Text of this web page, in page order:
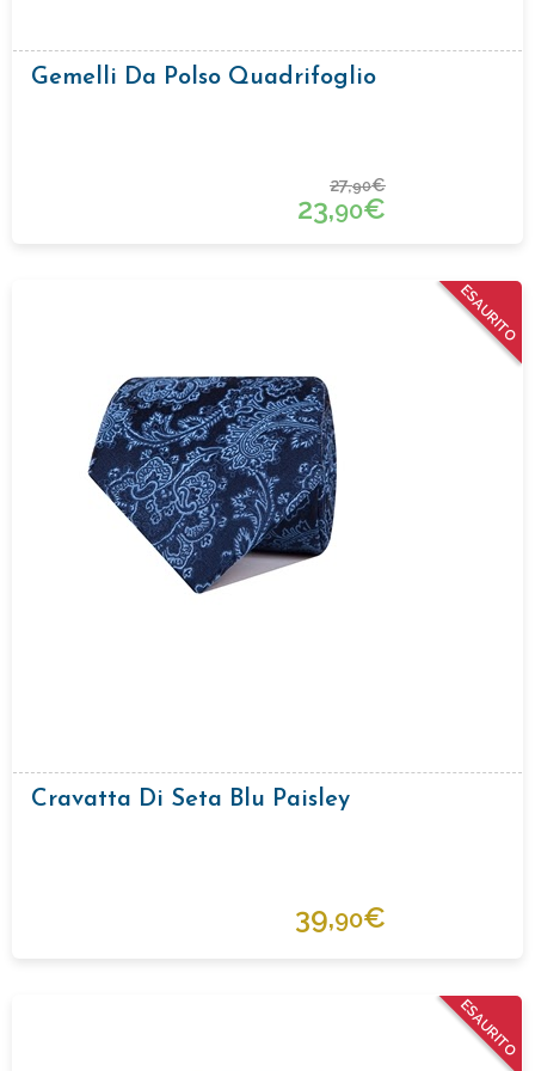
Gemelli Da Polso Quadrifoglio
27,90€
23,90€
ESAURITO
Cravatta Di Seta Blu Paisley
39,90€
ESAURITO